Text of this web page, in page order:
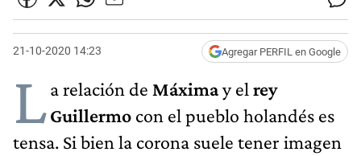
21-10-2020 14:23 Agregar PERFIL en Google
La relación de Máximay el rey
Guillermo con el pueblo holandés es
tensa. Si bien la corona suele tener imagen